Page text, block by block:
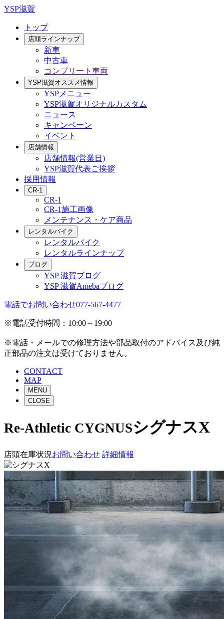
YSP滋賀
トップ
店頭ラインナップ
新車
中古車
コンプリート車両
YSP滋賀オススメ情報
YSPメニュー
YSP滋賀オリジナルカスタム
ニュース
キャンペーン
イベント
店舗情報
店舗情報(営業日)
YSP滋賀代表ご挨拶
採用情報
CR-1
CR-1
CR-1施工画像
メンテナンス・ケア商品
レンタルバイク
レンタルバイク
レンタルラインナップ
ブログ
YSP 滋賀ブログ
YSP 滋賀Amebaブログ
電話でお問い合わせ077-567-4477
※電話受付時間：10:00～19:00
※電話・メールでの修理方法や部品取付のアドバイス及び純
正部品の注文は受けておりません。
CONTACT
MAP
MENU
CLOSE
Re-Athletic CYGNUSシグナスX
店頭在庫状況お問い合わせ 詳細情報